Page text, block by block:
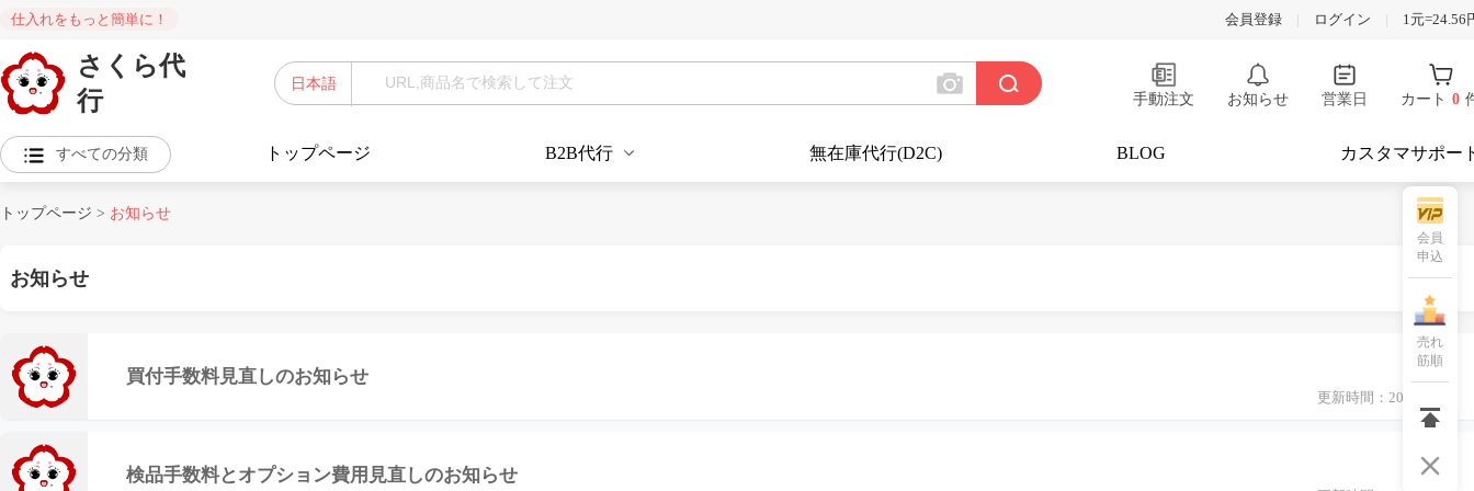
仕入れをもっと簡単に！ 会員登録 | ログイン | 1元=24.56
さくら代
行
日本語
手動注文
お知らせ 営業日 カート 0
すべての分類 トップページ B2B代行 無在庫代行(D2C) BLOG カスタマサポー
トップページ > お知らせ
お知らせ
買付手数料見直しのお知らせ
更新時間：2021-06-09
検品手数料とオプション費用見直しのお知らせ
会員
申込
売れ
筋順